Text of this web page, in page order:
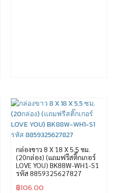
กล่องขาว 8 X 18 X 5.5 ซม.
(20กล่อง) (แถมฟรีสติ๊กเกอร์
LOVE YOU) BK88W-WH1-S1
รหัส 8859325627827
฿106.00